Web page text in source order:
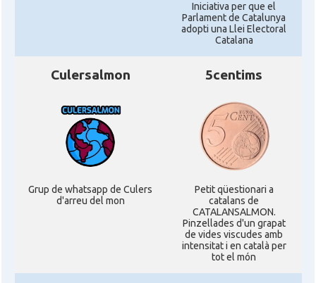
Iniciativa per que el
Parlament de Catalunya
adopti una Llei Electoral
Catalana
Culersalmon
Grup de whatsapp de Culers
d'arreu del mon
5centims
Petit qüestionari a
catalans de
CATALANSALMON.
Pinzellades d'un grapat
de vides viscudes amb
intensitat i en català per
tot el món